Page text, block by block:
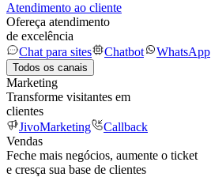
Atendimento ao cliente
Ofereça atendimento
de excelência
Chat para sites
Chatbot WhatsApp
Todos os canais
Marketing
Transforme visitantes em
clientes
JivoMarketing
Callback
Vendas
Feche mais negócios, aumente o ticket
e cresça sua base de clientes